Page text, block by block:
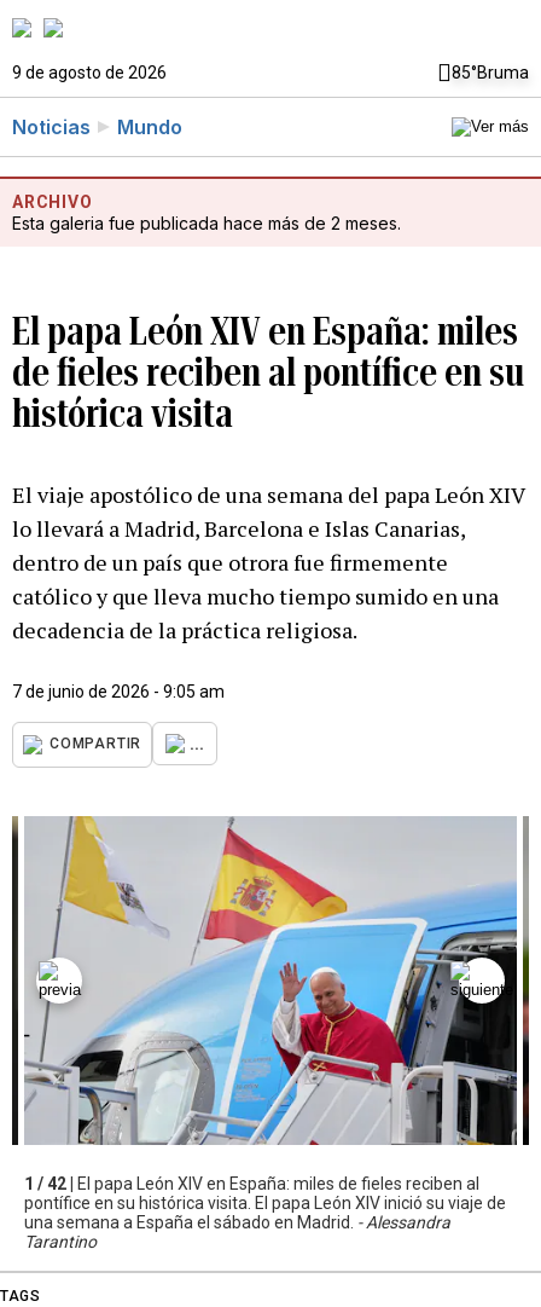
9 de agosto de 2026 85°Bruma
Noticias Mundo
ARCHIVO
Esta galeria fue publicada hace más de 2 meses.
El papa León XIV en España: miles
de fieles reciben al pontífice en su
histórica visita
El viaje apostólico de una semana del papa León XIV
lo llevará a Madrid, Barcelona e Islas Canarias,
dentro de un país que otrora fue firmemente
católico y que lleva mucho tiempo sumido en una
decadencia de la práctica religiosa.
7 de junio de 2026 - 9:05 am
COMPARTIR ...
1 / 42 |
El papa León XIV en España: miles de fieles reciben al
pontífice en su histórica visita. El papa León XIV inició su viaje de
una semana a España el sábado en Madrid. - Alessandra
Tarantino
TAGS